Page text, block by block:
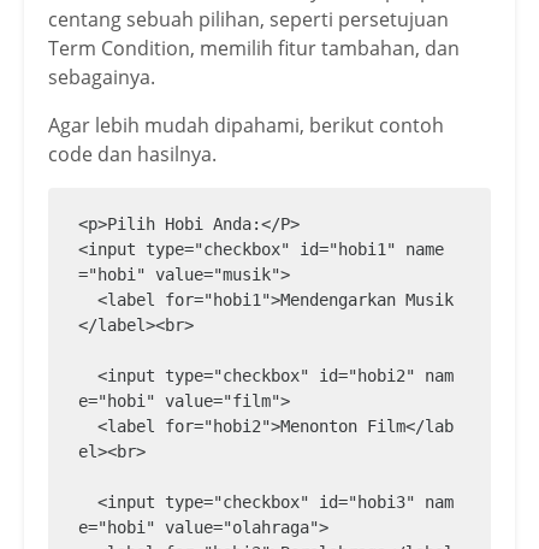
centang sebuah pilihan, seperti persetujuan
Term Condition, memilih fitur tambahan, dan
sebagainya.
Agar lebih mudah dipahami, berikut contoh
code dan hasilnya.
<p>Pilih Hobi Anda:</P>
<input type="checkbox" id="hobi1" name
="hobi" value="musik">
</label><br>
e="hobi" value="film">
el><br>
e="hobi" value="olahraga">